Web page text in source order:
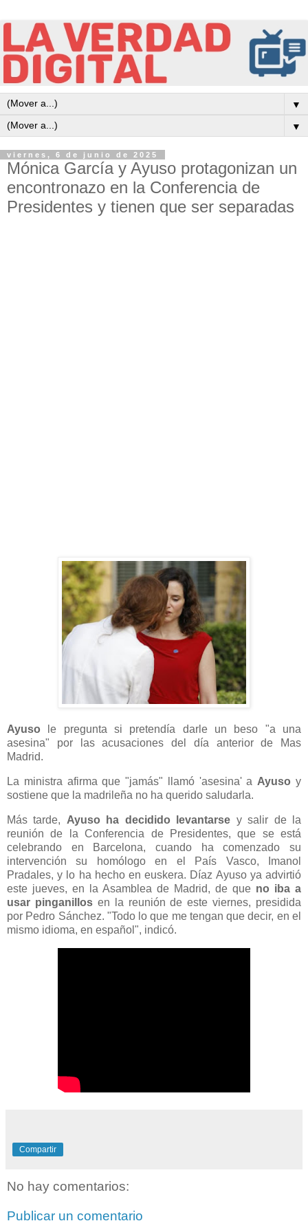
▼
▼
viernes, 6 de junio de 2025
Mónica García y Ayuso protagonizan un
encontronazo en la Conferencia de
Presidentes y tienen que ser separadas
Ayuso le pregunta si pretendía darle un beso "a una
asesina" por las acusaciones del día anterior de Mas
Madrid.
La ministra afirma que "jamás" llamó 'asesina' a Ayuso y
sostiene que la madrileña no ha querido saludarla.
Más tarde, Ayuso ha decidido levantarse y salir de la
reunión de la Conferencia de Presidentes, que se está
celebrando en Barcelona, cuando ha comenzado su
intervención su homólogo en el País Vasco, Imanol
Pradales, y lo ha hecho en euskera. Díaz Ayuso ya advirtió
este jueves, en la Asamblea de Madrid, de que no iba a
usar pinganillosen la reunión de este viernes, presidida
por Pedro Sánchez. "Todo lo que me tengan que decir, en el
mismo idioma, en español", indicó.
Compartir
No hay comentarios:
Publicar un comentario